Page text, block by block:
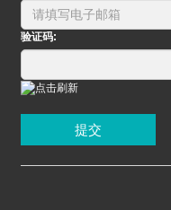
验证码:
提交